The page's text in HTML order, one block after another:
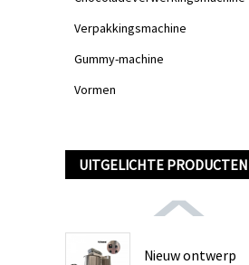
Verpakkingsmachine
Gummy-machine
Vormen
UITGELICHTE PRODUCTEN
Nieuw ontwerp